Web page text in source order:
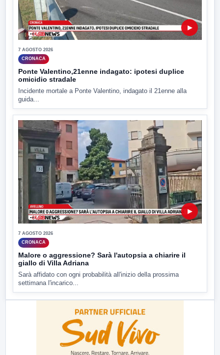
▶
7 AGOSTO 2026
CRONACA
Ponte Valentino,21enne indagato: ipotesi duplice
omicidio stradale
Incidente mortale a Ponte Valentino, indagato il 21enne alla
guida...
▶
7 AGOSTO 2026
CRONACA
Malore o aggressione? Sarà l'autopsia a chiarire il
giallo di Villa Adriana
Sarà affidato con ogni probabilità all'inizio della prossima
settimana l'incarico...